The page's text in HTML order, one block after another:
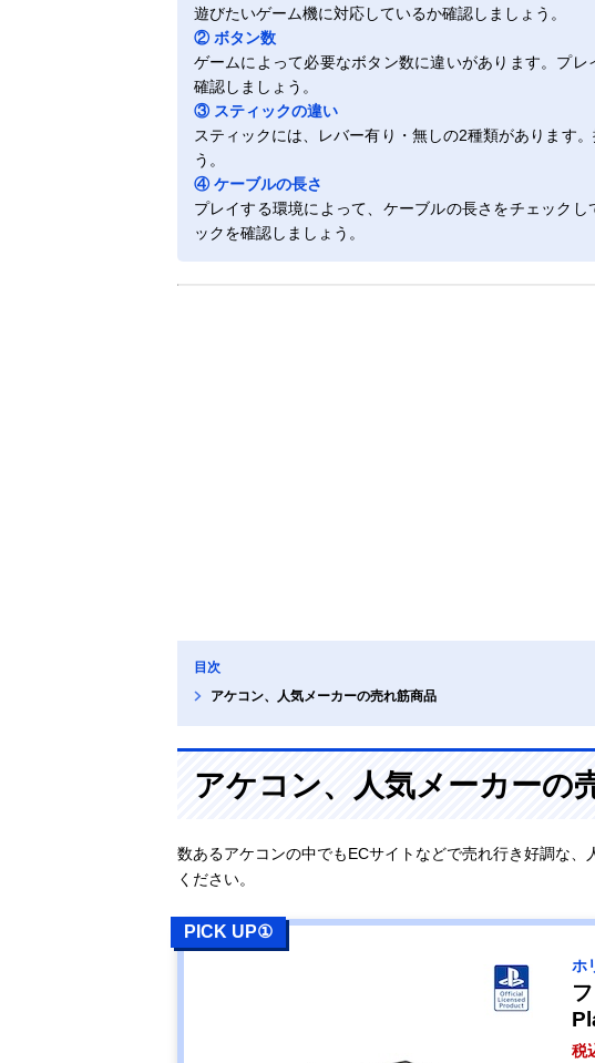
遊びたいゲーム機に対応しているか確認しましょう。
② ボタン数
ゲームによって必要なボタン数に違いがあります。プレ
確認しましょう。
③ スティックの違い
スティックには、レバー有り・無しの2種類があります
う。
④ ケーブルの長さ
プレイする環境によって、ケーブルの長さをチェック
ックを確認しましょう。
目次
アケコン、人気メーカーの売れ筋商品
アケコン、人気メーカーの
数あるアケコンの中でもECサイトなどで売れ行き好調な
ください。
PICK UP①
ホ
税